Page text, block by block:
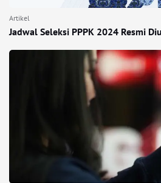
Artikel
Jadwal Seleksi PPPK 2024 Resmi